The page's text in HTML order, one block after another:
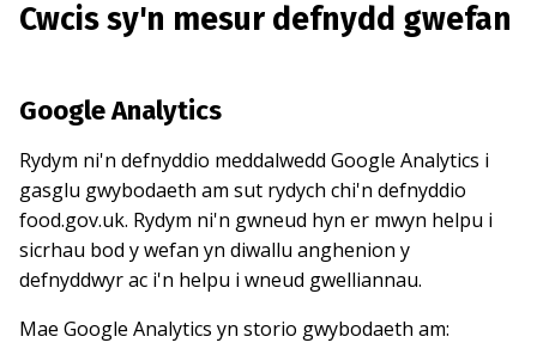
Cwcis sy'n mesur defnydd gwefan
Google Analytics
Rydym ni'n defnyddio meddalwedd Google Analytics i
gasglu gwybodaeth am sut rydych chi'n defnyddio
food.gov.uk. Rydym ni'n gwneud hyn er mwyn helpu i
sicrhau bod y wefan yn diwallu anghenion y
defnyddwyr ac i'n helpu i wneud gwelliannau.
Mae Google Analytics yn storio gwybodaeth am: